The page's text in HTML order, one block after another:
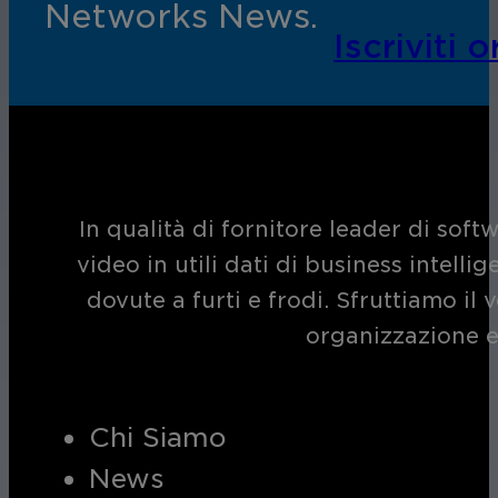
Assicura la sicurezza di scuole,
apprendimento, nel rispetto della
Ospitalità
Migliorate la sicurezza degli ospiti,
della vostra struttura.
Networks News.
Iscriviti
In qualità di fornitore leader di
video in utili dati di business
dovute a furti e frodi. Sfruttiamo il
organizzazione
Chi Siamo
News